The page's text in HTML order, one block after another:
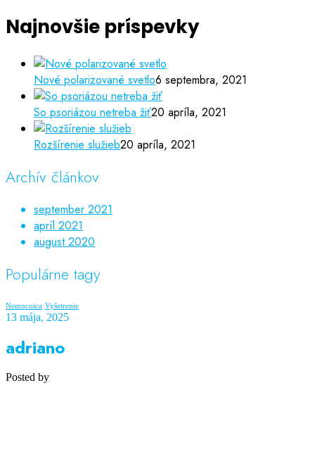
Najnovšie príspevky
Nové polarizované svetlo6 septembra, 2021
So psoriázou netreba žiť20 apríla, 2021
Rozšírenie služieb20 apríla, 2021
Archív článkov
september 2021
apríl 2021
august 2020
Populárne tagy
Nemocnica Vyšetrenie
13 mája, 2025
adriano
Posted by